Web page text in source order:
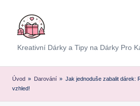
content
E
x
p
r
Kreativní Dárky a Tipy na Dárky Pro
Úvod » Darování » Jak jednoduše zabalit dárek:
vzhled!